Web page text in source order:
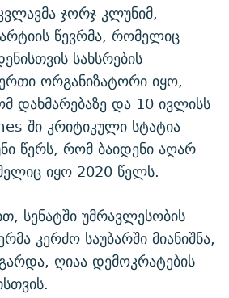
ჯორჯ კლუნიმ,
წევრმა, რომელიც
სახსრების
ორგანიზატორი იყო,
დახმარებაზე და 10 ივლისს
ში კრიტიკული სტატია
წერს, რომ ბაიდენი აღარ
იყო 2020 წელს.
სენატში უმრავლესობის
კერძო საუბარში მიანიშნა,
ღიაა დემოკრატების